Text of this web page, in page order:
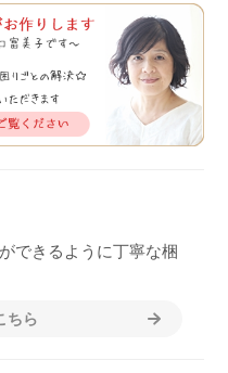
できるように丁寧な梱
ちら